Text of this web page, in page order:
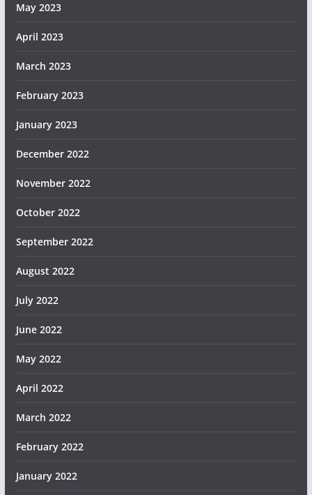
May 2023
April 2023
March 2023
February 2023
January 2023
December 2022
November 2022
October 2022
September 2022
August 2022
July 2022
June 2022
May 2022
April 2022
March 2022
February 2022
January 2022